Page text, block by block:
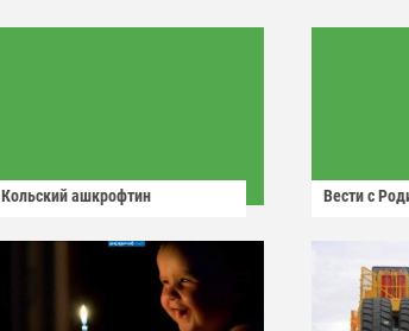
Кольский ашкрофтин Вести с